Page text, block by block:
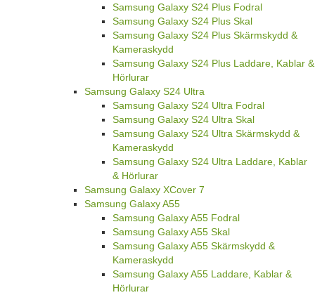
Samsung Galaxy S24 Plus Fodral
Samsung Galaxy S24 Plus Skal
Samsung Galaxy S24 Plus Skärmskydd &
Kameraskydd
Samsung Galaxy S24 Plus Laddare, Kablar &
Hörlurar
Samsung Galaxy S24 Ultra
Samsung Galaxy S24 Ultra Fodral
Samsung Galaxy S24 Ultra Skal
Samsung Galaxy S24 Ultra Skärmskydd &
Kameraskydd
Samsung Galaxy S24 Ultra Laddare, Kablar
& Hörlurar
Samsung Galaxy XCover 7
Samsung Galaxy A55
Samsung Galaxy A55 Fodral
Samsung Galaxy A55 Skal
Samsung Galaxy A55 Skärmskydd &
Kameraskydd
Samsung Galaxy A55 Laddare, Kablar &
Hörlurar